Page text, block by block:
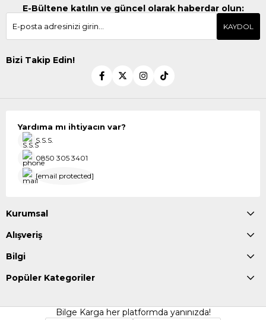
E-Bültene katılın ve güncel olarak haberdar olun:
KAYDOL
Bizi Takip Edin!
Yardıma mı ihtiyacın var?
S.S.S.
0850 305 3401
[email protected]
Kurumsal
Alışveriş
Bilgi
Popüler Kategoriler
Bilge Karga her platformda yanınızda!